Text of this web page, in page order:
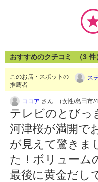
おすすめのクチコミ （3 件）
このお店・スポットの
推薦者
ス
ココア さん （女性/島田市/
テレビのとびっ
河津桜が満開で
が見えて驚きま
た！ボリューム
最後に黄金だし